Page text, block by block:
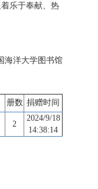
乐于奉献、热
海洋大学图书馆
册数 捐赠时间
2
2024/9/18
14:38:14